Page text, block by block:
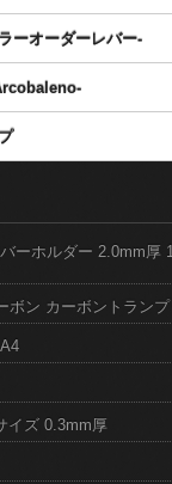
ーオーダーレバー-
ーホルダー 2.0mm厚
ボン カーボントランプ
イズ 0.3mm厚